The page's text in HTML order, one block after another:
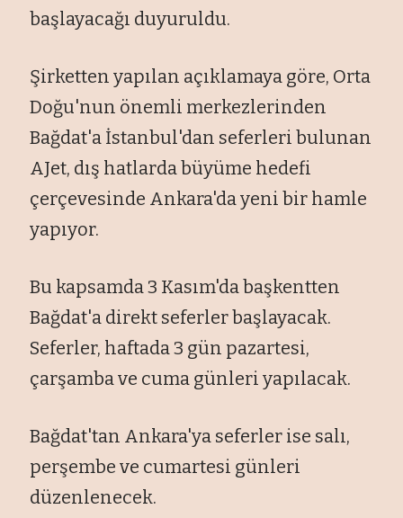
başlayacağı duyuruldu.
Şirketten yapılan açıklamaya göre, Orta
Doğu'nun önemli merkezlerinden
Bağdat'a İstanbul'dan seferleri bulunan
AJet, dış hatlarda büyüme hedefi
çerçevesinde Ankara'da yeni bir hamle
yapıyor.
Bu kapsamda 3 Kasım'da başkentten
Bağdat'a direkt seferler başlayacak.
Seferler, haftada 3 gün pazartesi,
çarşamba ve cuma günleri yapılacak.
Bağdat'tan Ankara'ya seferler ise salı,
perşembe ve cumartesi günleri
düzenlenecek.